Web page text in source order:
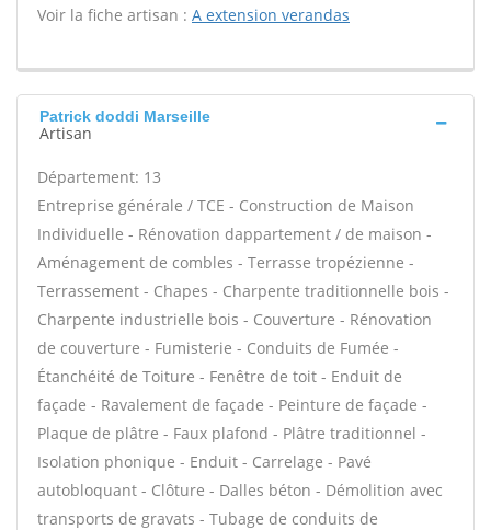
Voir la fiche artisan : A extension verandas
Patrick doddi Marseille
Artisan
Département: 13
Entreprise générale / TCE - Construction de Maison
Individuelle - Rénovation dappartement / de maison -
Aménagement de combles - Terrasse tropézienne -
Terrassement - Chapes - Charpente traditionnelle bois -
Charpente industrielle bois - Couverture - Rénovation
de couverture - Fumisterie - Conduits de Fumée -
Étanchéité de Toiture - Fenêtre de toit - Enduit de
façade - Ravalement de façade - Peinture de façade -
Plaque de plâtre - Faux plafond - Plâtre traditionnel -
Isolation phonique - Enduit - Carrelage - Pavé
autobloquant - Clôture - Dalles béton - Démolition avec
transports de gravats - Tubage de conduits de